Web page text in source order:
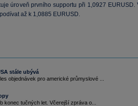
úroveň prvního supportu při 1,0927 EURUSD.
až k 1,0885 EURUSD.
stále ubývá
objednávek pro americké průmyslové ...
konec tučných let. Včerejší zpráva o...